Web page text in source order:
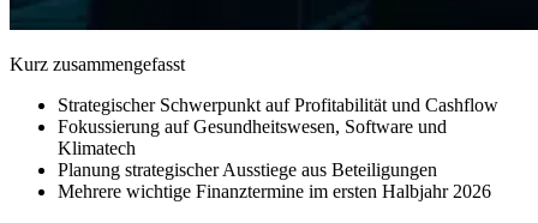
Kurz zusammengefasst
Strategischer Schwerpunkt auf Profitabilität und Cashflow
Fokussierung auf Gesundheitswesen, Software und
Klimatech
Planung strategischer Ausstiege aus Beteiligungen
Mehrere wichtige Finanztermine im ersten Halbjahr 2026